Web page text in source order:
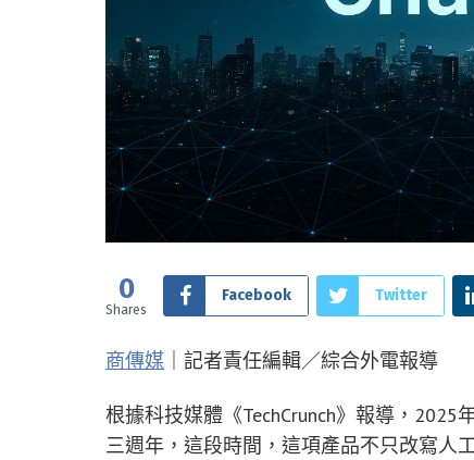
0
Shares
Facebook Twitter
商傳媒 ｜記者責任編輯／綜合外電報導
根據科技媒體《TechCrunch》報導，2025
三週年，這段時間，這項產品不只改寫人